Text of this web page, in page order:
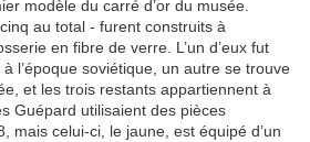
modèle du carré d’or du musée.
au total - furent construits à
en fibre de verre. L’un d’eux fut
l’époque soviétique, un autre se trouve
et les trois restants appartiennent à
Guépard utilisaient des pièces
mais celui-ci, le jaune, est équipé d’un